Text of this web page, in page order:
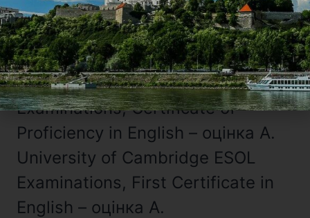
University of Cambridge ESOL
Examinations, Certificate in
Advanced English– оцінка A.
University of Cambridge ESOL
Examinations, Certificate of
Proficiency in English – оцінка A.
University of Cambridge ESOL
Examinations, First Certificate in
English – оцінка A.